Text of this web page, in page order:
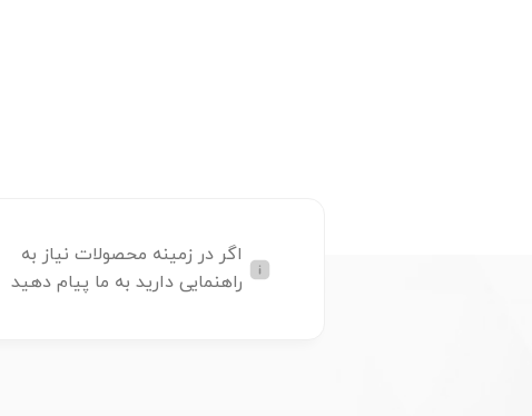
اگر در زمینه محصولات نیاز به
راهنمایی دارید به ما پیام دهید